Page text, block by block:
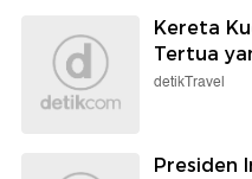
Kereta
Tertua
detikTravel
Presiden